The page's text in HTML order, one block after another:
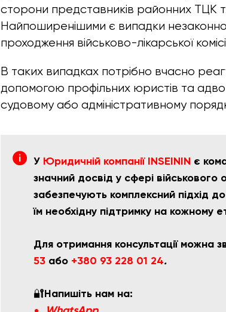
сторони представників районних ТЦК
Найпоширенішими є випадки
проходження військово-лікарської
В таких випадках потрібно вчасно
допомогою профільних юристів та
судовому або адміністративному
У Юридичній компанії INSEININ є
значний досвід у сфері
забезпечують комплексний підхід
їм необхідну підтримку на кожному
Для отримання консультації можна
53 або +380 93 228 01 24.
🔐Напишіть нам на: